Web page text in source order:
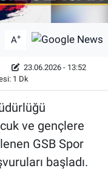
A+
23.06.2026 - 13:52
1 Dk
ve gençlere
GSB Spor
başladı.